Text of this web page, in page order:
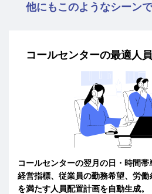
他にもこのようなシーン
コールセンターの最適人
コールセンターの翌月の日・時間帯
経営指標、従業員の勤務希望、労
を満たす人員配置計画を自動生成。